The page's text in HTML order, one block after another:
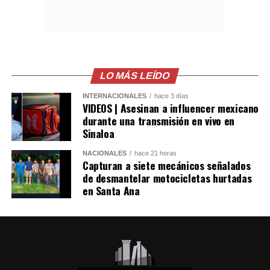
despertó las sospechas de las autoridades y permitió
detectar las operaciones ilegales.
millones de dólares para Pemex al cierre del segundo
trimestre, cifra que representa un incremento del 20 %
en comparación con el mismo período de 2025.
Como antecedente, recordaron que una toma
clandestina en un ducto de Pemex provocó una
explosión en 2019, en el estado de Hidalgo, dejando un
saldo de 137 personas fallecidas.
LO MÁS LEÍDO
INTERNACIONALES hace 3 días
VIDEOS | Asesinan a influencer mexicano
durante una transmisión en vivo en
Sinaloa
NACIONALES hace 21 horas
Capturan a siete mecánicos señalados
de desmantelar motocicletas hurtadas
en Santa Ana